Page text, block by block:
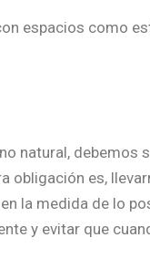
espacios como
natural, debemos
obligación es,
la medida de lo
y evitar que